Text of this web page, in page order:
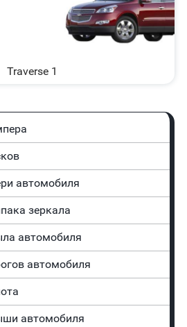
Traverse 1
автомобиля
зеркала
автомобиля
автомобиля
автомобиля